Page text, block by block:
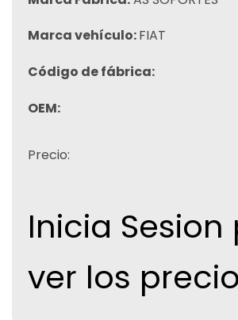
Marca vehículo:FIAT
Código de fábrica:
OEM:
Precio:
Inicia Sesion
ver los